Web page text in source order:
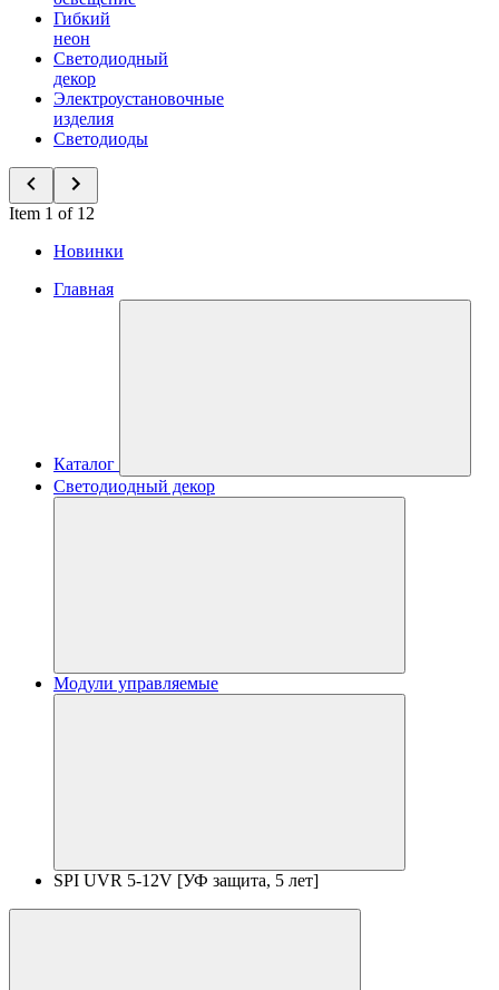
Гибкий
неон
Светодиодный
декор
Электроустановочные
изделия
Светодиоды
Item 1 of 12
Новинки
Главная
Каталог
Светодиодный декор
Модули управляемые
SPI UVR 5-12V [УФ защита, 5 лет]